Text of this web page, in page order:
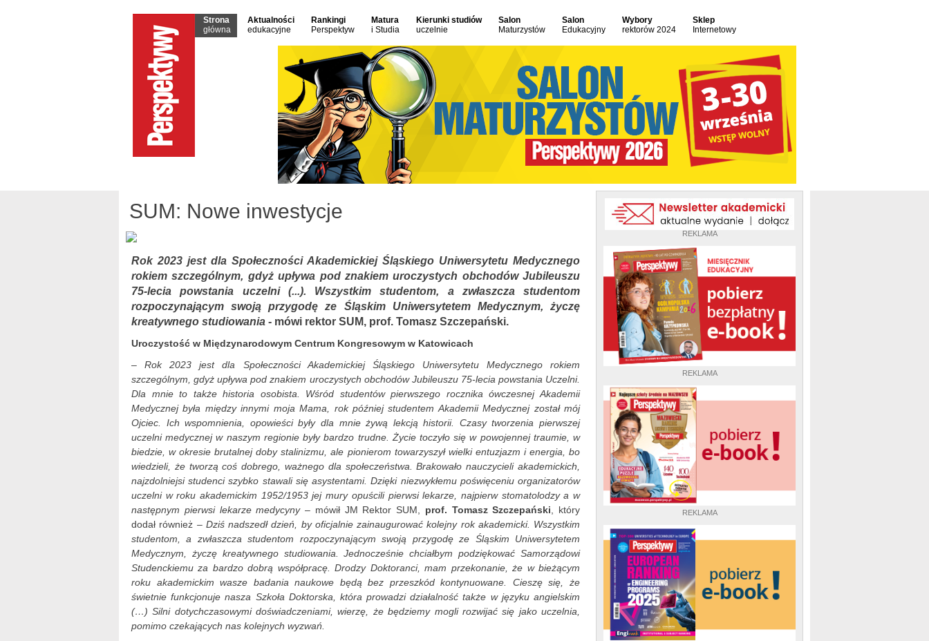
Strona
główna
Aktualności
edukacyjne
Rankingi
Perspektyw
Matura
i Studia
Kierunki studiów
uczelnie
Salon
Maturzystów
Salon
Edukacyjny
Wybory
rektorów 2024
Sklep
Internetowy
REKLAMA
REKLAMA
REKLAMA
SUM: Nowe inwestycje
Rok 2023 jest dla Społeczności Akademickiej Śląskiego Uniwersytetu Medycznego
rokiem szczególnym, gdyż upływa pod znakiem uroczystych obchodów Jubileuszu
75-lecia powstania uczelni (...). Wszystkim studentom, a zwłaszcza studentom
rozpoczynającym swoją przygodę ze Śląskim Uniwersytetem Medycznym, życzę
kreatywnego studiowania - mówi rektor SUM, prof. Tomasz Szczepański.
Uroczystość w Międzynarodowym Centrum Kongresowym w Katowicach
– Rok 2023 jest dla Społeczności Akademickiej Śląskiego Uniwersytetu Medycznego rokiem
szczególnym, gdyż upływa pod znakiem uroczystych obchodów Jubileuszu 75-lecia powstania Uczelni.
Dla mnie to także historia osobista. Wśród studentów pierwszego rocznika ówczesnej Akademii
Medycznej była między innymi moja Mama, rok później studentem Akademii Medycznej został mój
Ojciec. Ich wspomnienia, opowieści były dla mnie żywą lekcją historii. Czasy tworzenia pierwszej
uczelni medycznej w naszym regionie były bardzo trudne. Życie toczyło się w powojennej traumie, w
biedzie, w okresie brutalnej doby stalinizmu, ale pionierom towarzyszył wielki entuzjazm i energia, bo
wiedzieli, że tworzą coś dobrego, ważnego dla społeczeństwa. Brakowało nauczycieli akademickich,
najzdolniejsi studenci szybko stawali się asystentami. Dzięki niezwykłemu poświęceniu organizatorów
uczelni w roku akademickim 1952/1953 jej mury opuścili pierwsi lekarze, najpierw stomatolodzy a w
następnym pierwsi lekarze medycyny– mówił JM Rektor SUM, prof. Tomasz Szczepański , który
dodał również – Dziś nadszedł dzień, by oficjalnie zainaugurować kolejny rok akademicki. Wszystkim
studentom, a zwłaszcza studentom rozpoczynającym swoją przygodę ze Śląskim Uniwersytetem
Medycznym, życzę kreatywnego studiowania. Jednocześnie chciałbym podziękować Samorządowi
Studenckiemu za bardzo dobrą współpracę. Drodzy Doktoranci, mam przekonanie, że w bieżącym
roku akademickim wasze badania naukowe będą bez przeszkód kontynuowane. Cieszę się, że
świetnie funkcjonuje nasza Szkoła Doktorska, która prowadzi działalność także w języku angielskim
(…) Silni dotychczasowymi doświadczeniami, wierzę, że będziemy mogli rozwijać się jako uczelnia,
pomimo czekających nas kolejnych wyzwań.